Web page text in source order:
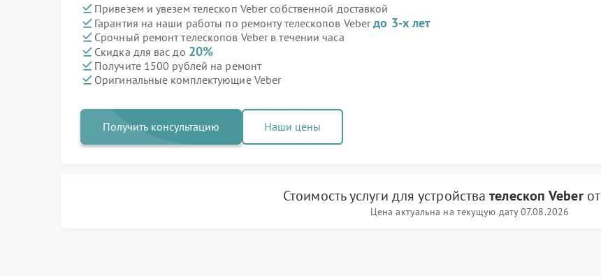
Привезем и увезем телескоп Veber собственной доставкой
Гарантия на наши работы по ремонту телескопов Veberдо 3-х лет
Срочный ремонт телескопов Veber в течении часа
Скидка для вас до 20%
Получите 1500 рублей на ремонт
Оригинальные комплектующие Veber
Получить консультацию Наши цены
Стоимость услуги для устройствателескоп Veberот
Цена актуальна на текущую дату 07.08.2026